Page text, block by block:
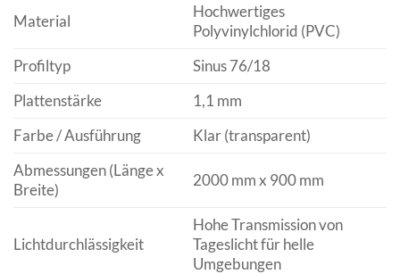
Material
Hochwertiges
Polyvinylchlorid (PVC)
Profiltyp
Sinus 76/18
Plattenstärke
1,1 mm
Farbe / Ausführung
Klar (transparent)
Abmessungen (Länge x
Breite)
2000 mm x 900 mm
Lichtdurchlässigkeit
Hohe Transmission von
Tageslicht für helle
Umgebungen